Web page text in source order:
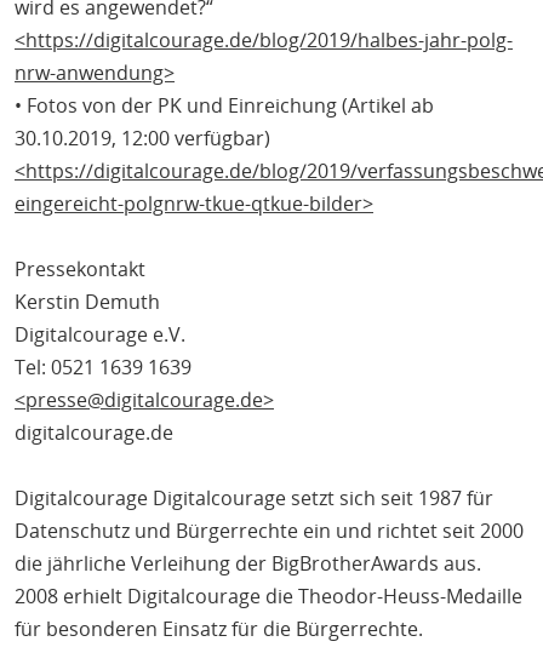
wird es angewendet?“
<https://digitalcourage.de/blog/2019/halbes-jahr-polg-
nrw-anwendung>
• Fotos von der PK und Einreichung (Artikel ab
30.10.2019, 12:00 verfügbar)
<https://digitalcourage.de/blog/2019/
eingereicht-polgnrw-tkue-qtkue-bilder>
Pressekontakt
Kerstin Demuth
Digitalcourage e.V.
Tel: 0521 1639 1639
<presse@digitalcourage.de>
digitalcourage.de
Digitalcourage Digitalcourage setzt sich seit 1987 für
Datenschutz und Bürgerrechte ein und richtet seit 2000
die jährliche Verleihung der BigBrotherAwards aus.
2008 erhielt Digitalcourage die Theodor-Heuss-Medaille
für besonderen Einsatz für die Bürgerrechte.